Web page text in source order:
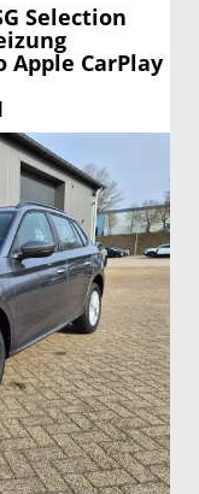
Selection
CarPlay